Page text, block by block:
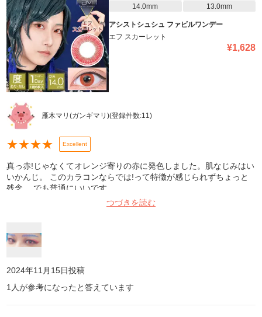
14.0mm
13.0mm
アシストシュシュ ファビルワンデー
エフ スカーレット
¥1,628
雁木マリ(ガンギマリ)(登録件数:11)
★★★★ Excellent
真っ赤!じゃなくてオレンジ寄りの赤に発色しました。肌なじみはい
いかんじ。 このカラコンならでは!って特徴が感じられずちょっと
残念。 でも普通にいいです。
つづきを読む
2024年11月15日投稿
1 人が参考になったと答えています